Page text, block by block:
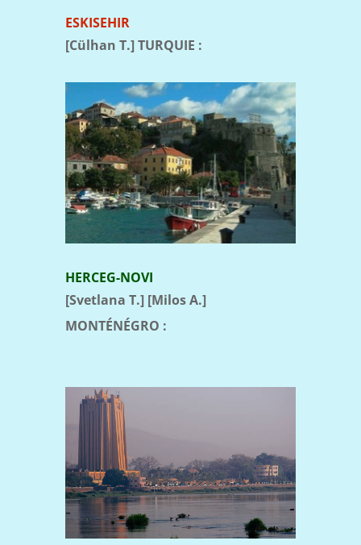
ESKISEHIR
[Cülhan T.] TURQUIE :
HERCEG-NOVI
[Svetlana T.] [Milos A.]
MONTÉNÉGRO :